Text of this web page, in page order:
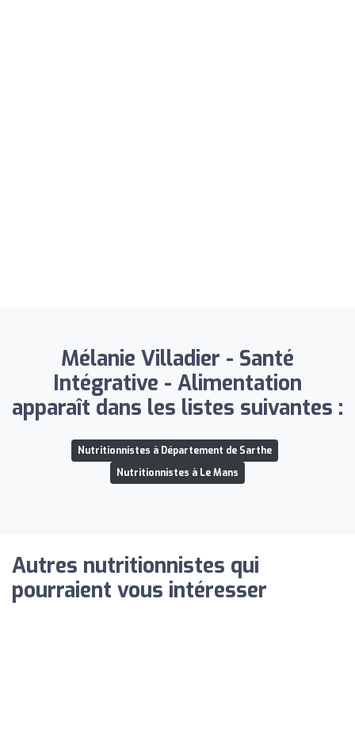
Mélanie Villadier - Santé
Intégrative - Alimentation
apparaît dans les listes suivantes :
Nutritionnistes à Département de Sarthe
Nutritionnistes à Le Mans
Autres nutritionnistes qui
pourraient vous intéresser